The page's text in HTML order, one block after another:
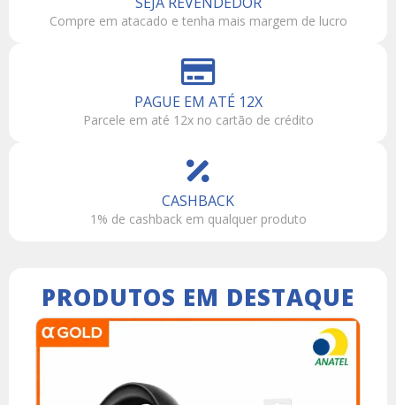
Compre em atacado e tenha mais margem de lucro
PAGUE EM ATÉ 12X
Parcele em até 12x no cartão de crédito
CASHBACK
1% de cashback em qualquer produto
PRODUTOS EM DESTAQUE